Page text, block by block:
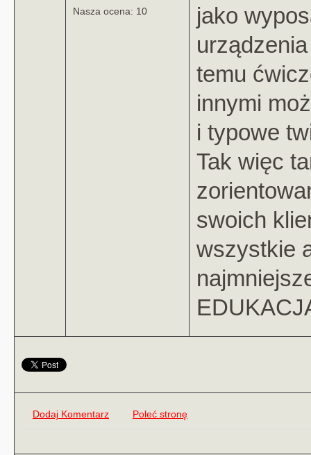
Nasza ocena: 10
jako
temu
innymi
i typowe
Tak więc
swoich
wszystkie
Dodaj Komentarz Poleć stronę